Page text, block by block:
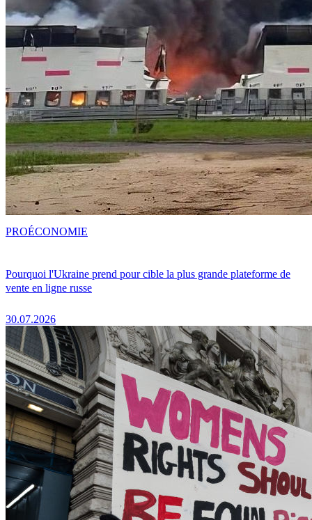
Pourquoi l'Ukraine prend pour cible la plus grande plateforme de
vente en ligne russe
30.07.2026
PROÉCONOMIE